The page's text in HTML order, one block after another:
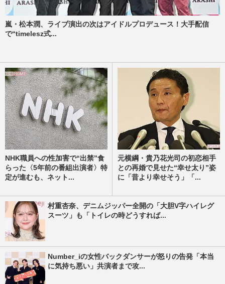
嵐・松本潤、ライブ演出の次はアイドルプロデュース！大手配信
で“timelesz式...
NHK職員への性加害で“出禁”食
らった〈5年前の番組出演者〉特
定が進むも、ネット...
元横綱・貴乃花光司の初恋相手
との再婚で見せた“幸せ太り”姿
に「昔より幸せそう」「...
村重杏奈、デニムジッパー全開の「大胆V字ハイレグ
スーツ」も「トイレの時どうすれば...
Number_iの女性バックダンサーが怒りの告発「本当
に気持ち悪い」共演者まで攻...